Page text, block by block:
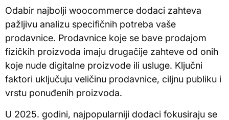
Odabir najbolji woocommerce dodaci zahteva
pažljivu analizu specifičnih potreba vaše
prodavnice. Prodavnice koje se bave prodajom
fizičkih proizvoda imaju drugačije zahteve od onih
koje nude digitalne proizvode ili usluge. Ključni
faktori uključuju veličinu prodavnice, ciljnu publiku i
vrstu ponuđenih proizvoda.
U 2025. godini, najpopularniji dodaci fokusiraju se